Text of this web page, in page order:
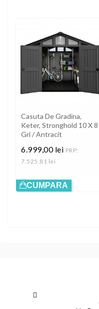
Casuta De Gradina,
Keter, Stronghold 10 X 8
Gri / Antracit
6.999,00 lei PRP:
7.525,81 lei
CUMPARA